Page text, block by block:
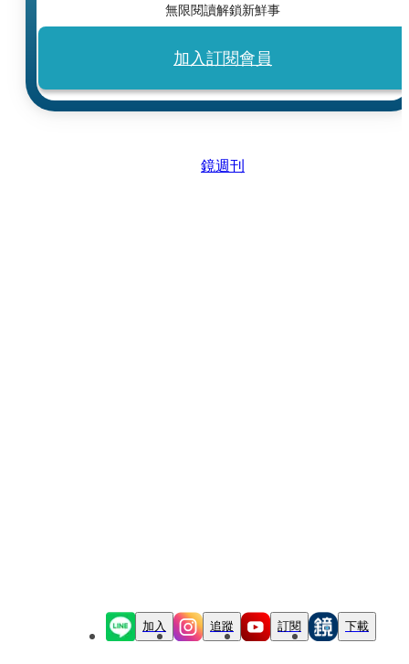
無限閱讀解鎖新鮮事
加入訂閱會員
鏡週刊
加入 追蹤 訂閱 下載